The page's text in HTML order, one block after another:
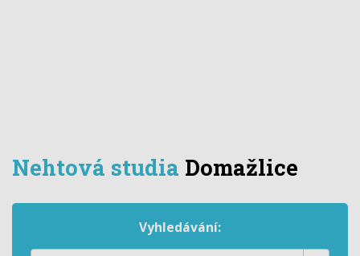
Nehtová studia Domažlice
Vyhledávání: